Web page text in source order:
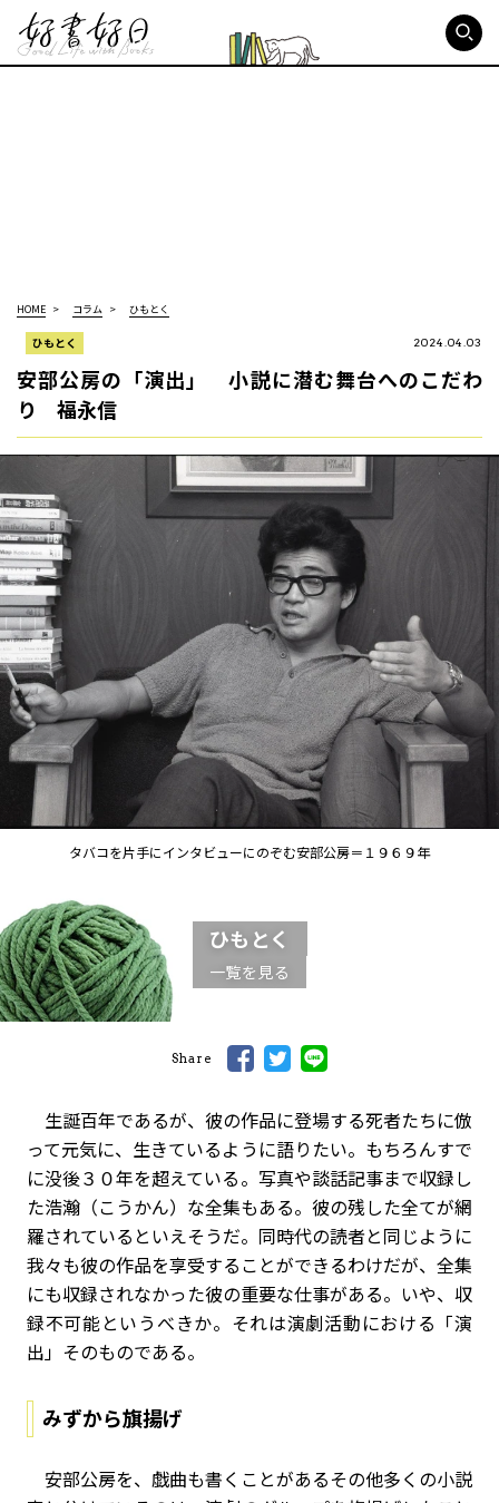
HOME コラム ひもとく
ひもとく 2024.04.03
安部公房の「演出」 小説に潜む舞台へのこだわ
り 福永信
タバコを片手にインタビューにのぞむ安部公房＝１９６９年
ひもとく
一覧を見る
Share
生誕百年であるが、彼の作品に登場する死者たちに倣
って元気に、生きているように語りたい。もちろんすで
に没後３０年を超えている。写真や談話記事まで収録し
た浩瀚（こうかん）な全集もある。彼の残した全てが網
羅されているといえそうだ。同時代の読者と同じように
我々も彼の作品を享受することができるわけだが、全集
にも収録されなかった彼の重要な仕事がある。いや、収
録不可能というべきか。それは演劇活動における「演
出」そのものである。
みずから旗揚げ
安部公房を、戯曲も書くことがあるその他多くの小説